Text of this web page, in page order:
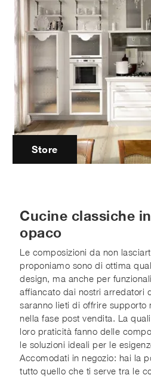
Store
Cucine classiche
opaco
Le composizioni da non
proponiamo sono di ottima
design, ma anche per
affiancato dai nostri arredatori
saranno lieti di offrire supporto
nella fase post vendita. La
loro praticità fanno delle
le soluzioni ideali per le
Accomodati in negozio: hai la
tutto quello che ti serve tra le